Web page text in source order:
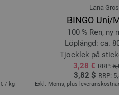
/ kg
Lana
BINGO Uni/
100 % Ren, ny
Löplängd: ca.
Tjocklek på
3,28 € RRP:
3,82 $ RRP:
Exkl. Moms, plus